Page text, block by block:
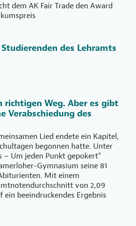
dem AK Fair Trade den Award
des Lehramts
richtigen Weg. Aber es gibt
Verabschiedung des
Lied endete ein Kapitel,
begonnen hatte. Unter
– Um jeden Punkt gepokert“
Gymnasium seine 81
Mit einem
von 2,09
ein beeindruckendes Ergebnis